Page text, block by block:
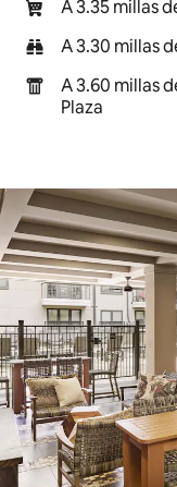
A 3.35 millas
A 3.30 millas
A 3.60 millas
Plaza